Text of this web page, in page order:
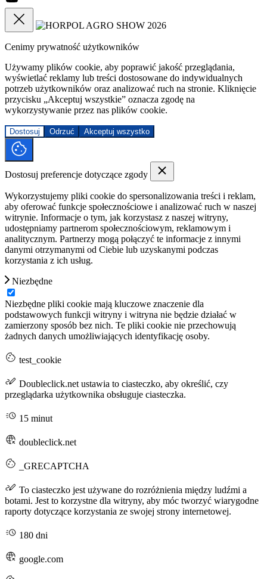
Cenimy prywatność użytkowników
Używamy plików cookie, aby poprawić jakość przeglądania,
wyświetlać reklamy lub treści dostosowane do indywidualnych
potrzeb użytkowników oraz analizować ruch na stronie. Kliknięcie
przycisku „Akceptuj wszystkie” oznacza zgodę na
wykorzystywanie przez nas plików cookie.
Dostosuj Odrzuć Akceptuj wszystko
Dostosuj preferencje dotyczące zgody
Wykorzystujemy pliki cookie do spersonalizowania treści i reklam,
aby oferować funkcje społecznościowe i analizować ruch w naszej
witrynie. Informacje o tym, jak korzystasz z naszej witryny,
udostępniamy partnerom społecznościowym, reklamowym i
analitycznym. Partnerzy mogą połączyć te informacje z innymi
danymi otrzymanymi od Ciebie lub uzyskanymi podczas
korzystania z ich usług.
Niezbędne
Niezbędne pliki cookie mają kluczowe znaczenie dla
podstawowych funkcji witryny i witryna nie będzie działać w
zamierzony sposób bez nich. Te pliki cookie nie przechowują
żadnych danych umożliwiających identyfikację osoby.
test_cookie
Doubleclick.net ustawia to ciasteczko, aby określić, czy
przeglądarka użytkownika obsługuje ciasteczka.
15 minut
doubleclick.net
_GRECAPTCHA
To ciasteczko jest używane do rozróżnienia między ludźmi a
botami. Jest to korzystne dla witryny, aby móc tworzyć wiarygodne
raporty dotyczące korzystania ze swojej strony internetowej.
180 dni
google.com